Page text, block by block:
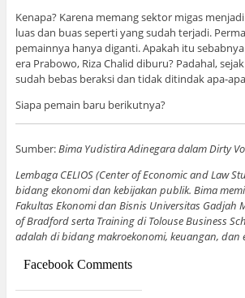
Kenapa? Karena memang sektor migas
luas dan buas seperti yang sudah terjadi.
pemainnya hanya diganti. Apakah itu
era Prabowo, Riza Chalid diburu? Padahal,
sudah bebas beraksi dan tidak ditindak apa-
Siapa pemain baru berikutnya?
Sumber:Bima Yudistira Adinegara dalam Dirty
Lembaga CELIOS (Center of Economic and Law
bidang ekonomi dan kebijakan publik. Bima
Fakultas Ekonomi dan Bisnis Universitas Gadjah
of Bradford serta Training di Tolouse Business
adalah di bidang makroekonomi, keuangan, dan
Facebook Comments